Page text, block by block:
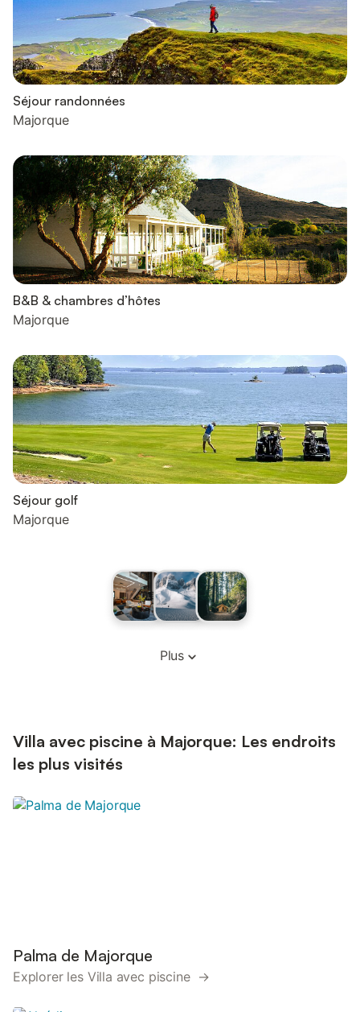
Séjour randonnées
Majorque
B&B & chambres d’hôtes
Majorque
Séjour golf
Majorque
Plus
Villa avec piscine à Majorque: Les endroits
les plus visités
Palma de Majorque
Explorer les Villa avec piscine →